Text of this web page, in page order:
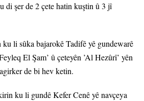
di şer de 2 çete hatin kuştin û 3 jî
li sûka bajarokê Tadifê yê gundewarê
El Şam’ û çeteyên ’Al Hezûrî’ yên
de bi hev ketin.
ku li gundê Kefer Cenê yê navçeya